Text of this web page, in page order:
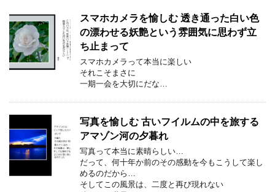
スマホカメラを愉しむ 透き通った白い色
の漂わせる妖艶という雰囲気に思わず立
ち止まって
スマホカメラって本当に楽しい
それこそまさに
一期一会を大切にだな…
写真を愉しむ 古いフイルムの中を旅する
アマゾン河の夕暮れ
写真って本当に素晴らしい…
だって、何十年か前のその感動を今もこうして楽し
めるのだから…
そしてこの風景は、二度と再び現れない